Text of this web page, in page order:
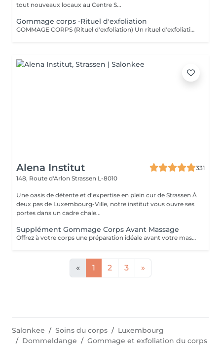
tout nouveaux locaux au Centre S...
Gommage corps -Rituel d'exfoliation
GOMMAGE CORPS (Rituel d'exfoliation) Un rituel d'exfoliation délicat qui débarrasse la peau des impuretés et cellules mortes pour la laisser incroyablement douce et lumineuse. Nous utilisons le Body Strategist Scrub de Comfort Zone, un gommage aux particules naturelles qui stimule la microcirculation et révèle l'éclat de votre peau. Idéal avant un massage, un soin hydratant ou pour préparer la peau au bronzage.
Alena Institut
331
148, Route d'Arlon Strassen L-8010
Une oasis de détente et d'expertise en plein cur de Strassen À
deux pas de Luxembourg-Ville, notre institut vous ouvre ses
portes dans un cadre chale...
Supplément Gommage Corps Avant Massage
Offrez à votre corps une préparation idéale avant votre massage grâce à notre gommage corps exfoliant. Ce soin permet d'éliminer en douceur les cellules mortes, d'affiner le grain de peau et de stimuler la circulation, afin de maximiser les bienfaits du massage. La peau est plus lisse, plus douce et absorbe mieux les huiles et actifs utilisés pendant le massage.
« 1 2 3 »
Salonkee Soins du corps
Luxembourg
Dommeldange
Gommage et exfoliation du corps